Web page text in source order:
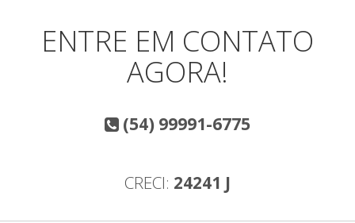
ENTRE EM CONTATO
AGORA!
(54) 99991-6775
CRECI: 24241 J